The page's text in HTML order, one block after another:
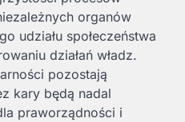
organów
udziału społeczeństwa
działań władz.
pozostają
kary będą nadal
praworządności i